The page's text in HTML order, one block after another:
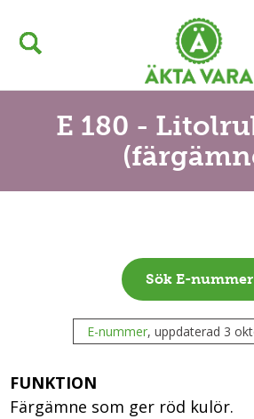
E 180 -
Sök E-nummer
E-nummer, uppdaterad 3
FUNKTION
Färgämne som ger röd kulör.